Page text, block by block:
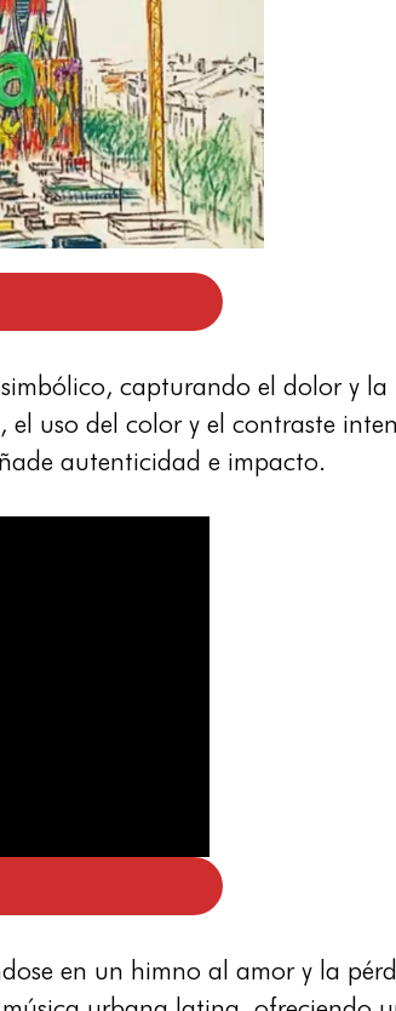
capturando el dolor y
uso del color y el contraste
autenticidad e impacto.
en un himno al amor y la